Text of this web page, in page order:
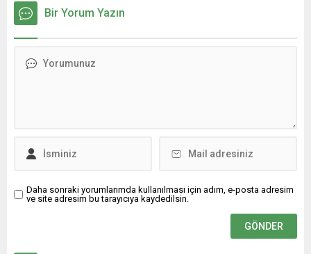
Bir Yorum Yazın
Daha sonraki yorumlarımda kullanılması için adım, e-posta adresim
ve site adresim bu tarayıcıya kaydedilsin.